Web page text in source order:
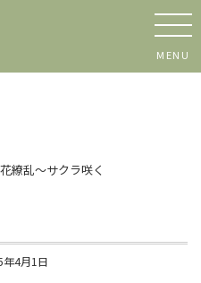
MENU
繚乱～サクラ咲く
年4月1日